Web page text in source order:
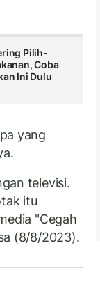
Pilih-
Coba
Ini Dulu
yang
televisi.
itu
"Cegah
(8/8/2023).